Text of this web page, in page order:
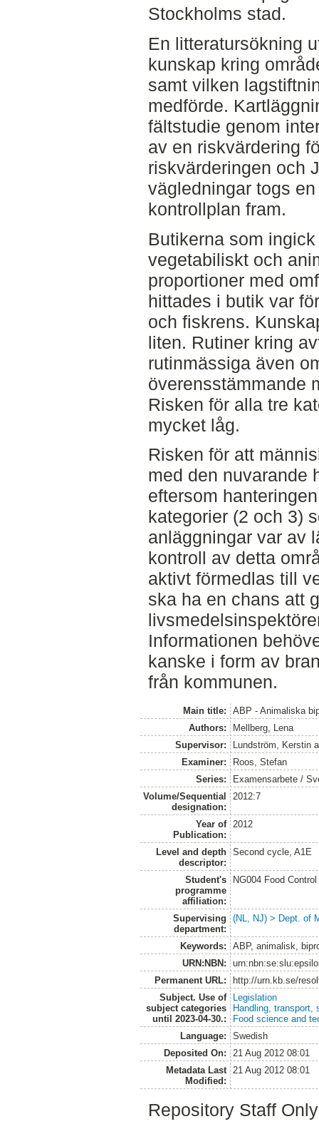
Stockholms stad.
En litteratursökning
kunskap kring
samt vilken
medförde.
fältstudie genom
av en riskvärdering
riskvärderingen och
vägledningar togs
kontrollplan fram.
Butikerna som
vegetabiliskt och
proportioner med
hittades i butik var
och fiskrens.
liten. Rutiner kring
rutinmässiga även
överensstämmande
Risken för alla tre
mycket låg.
Risken för att
med den nuvarande
eftersom
kategorier (2 och 3)
anläggningar var av
kontroll av detta
aktivt förmedlas till
ska ha en chans att
Informationen
kanske i form av
från kommunen.
Main title:
ABP - Animaliska
Authors:
Mellberg, Lena
Supervisor:
Lundström, Kerstin
Examiner:
Roos, Stefan
Series:
Examensarbete /
Volume/Sequential
designation:
2012:7
Year of
Publication:
2012
Level and depth
descriptor:
Second cycle, A1E
Student's
programme
affiliation:
NG004 Food
Supervising
department:
(NL, NJ) > Dept. of
Keywords:
ABP, animalisk,
URN:NBN:
Permanent URL:
http://urn.kb.se/
Subject. Use of
subject categories
until 2023-04-30.:
Legislation
Handling, transport,
Food science and
Language:
Swedish
Deposited On:
21 Aug 2012 08:01
Metadata Last
Modified:
21 Aug 2012 08:01
Repository Staff